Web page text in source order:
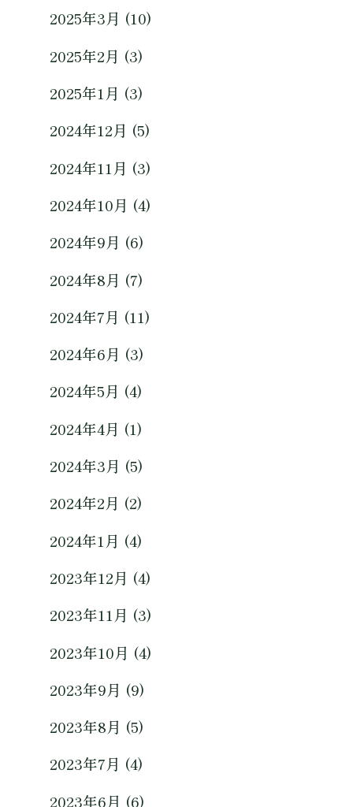
2025年3月 (10)
2025年2月 (3)
2025年1月 (3)
2024年12月 (5)
2024年11月 (3)
2024年10月 (4)
2024年9月 (6)
2024年8月 (7)
2024年7月 (11)
2024年6月 (3)
2024年5月 (4)
2024年4月 (1)
2024年3月 (5)
2024年2月 (2)
2024年1月 (4)
2023年12月 (4)
2023年11月 (3)
2023年10月 (4)
2023年9月 (9)
2023年8月 (5)
2023年7月 (4)
2023年6月 (6)